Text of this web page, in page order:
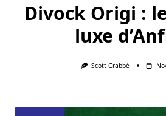
Divock Origi :
luxe
Scott Crabbé